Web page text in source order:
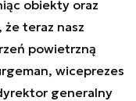
obiekty oraz
że teraz nasz
powietrzną
wiceprezes
generalny